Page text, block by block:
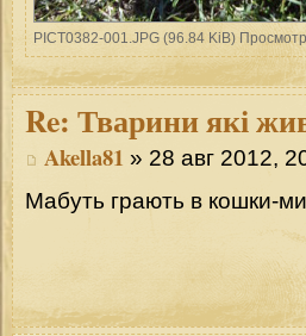
PICT0382-001.JPG (96.84 KiB)
Re: Тварини які
Akella81 » 28 авг 2012,
Мабуть грають в кошки-